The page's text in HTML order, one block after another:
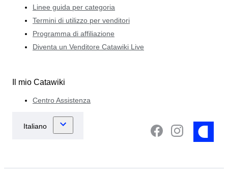
Linee guida per categoria
Termini di utilizzo per venditori
Programma di affiliazione
Diventa un Venditore Catawiki Live
Il mio Catawiki
Centro Assistenza